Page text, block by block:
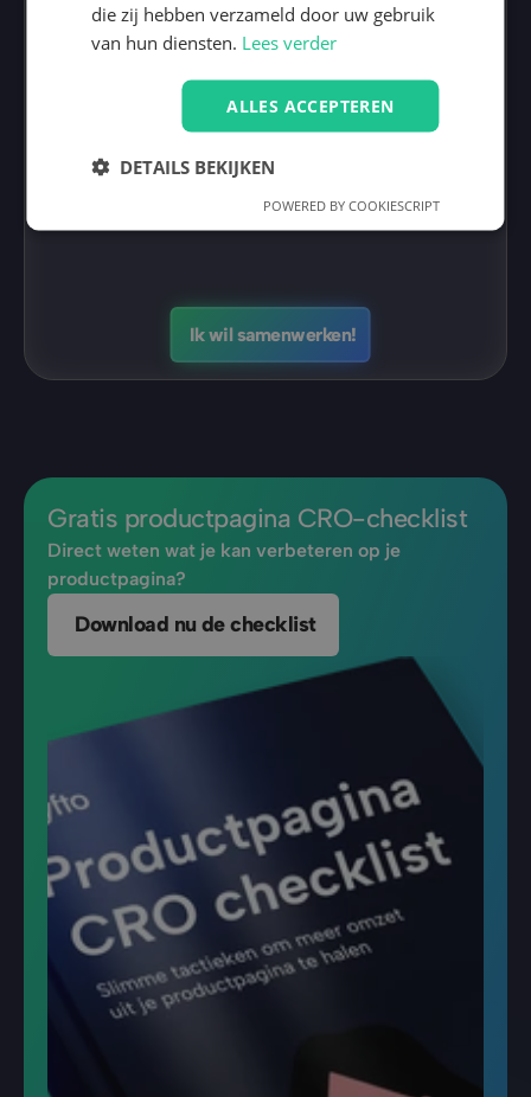
10% 15% 25%
Samenwerken levert je
€ 216.000,-
per jaar aan extra omzet op.
Ik wil samenwerken!
Gratis productpagina CRO-checklist
Direct weten wat je kan verbeteren op je
productpagina?
Download nu de checklist
die zij hebben verzameld door uw gebruik
van hun diensten. Lees verder
ALLES ACCEPTEREN
DETAILS BEKIJKEN
POWERED BY COOKIESCRIPT